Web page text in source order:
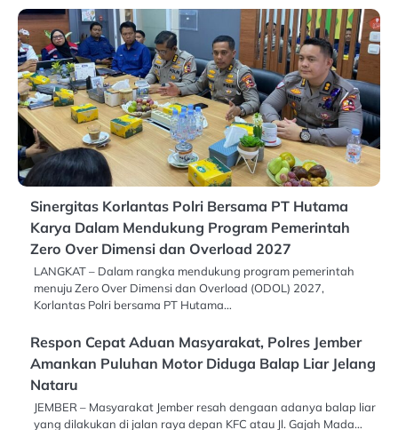
Sinergitas Korlantas Polri Bersama PT Hutama
Karya Dalam Mendukung Program Pemerintah
Zero Over Dimensi dan Overload 2027
LANGKAT – Dalam rangka mendukung program pemerintah
menuju Zero Over Dimensi dan Overload (ODOL) 2027,
Korlantas Polri bersama PT Hutama…
Respon Cepat Aduan Masyarakat, Polres Jember
Amankan Puluhan Motor Diduga Balap Liar Jelang
Nataru
JEMBER – Masyarakat Jember resah dengaan adanya balap liar
yang dilakukan di jalan raya depan KFC atau Jl. Gajah Mada…